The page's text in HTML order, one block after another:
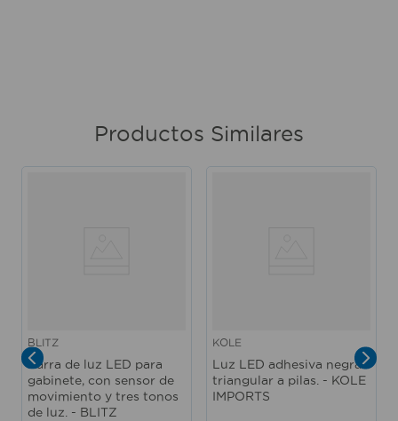
Productos Similares
BLITZ
Barra de luz LED para
gabinete, con sensor de
movimiento y tres tonos
de luz. - BLITZ
KOLE
Luz LED adhesiva negra
triangular a pilas. - KOLE
IMPORTS